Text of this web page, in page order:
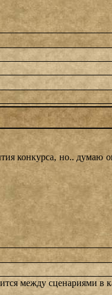
конкурса, но.. думаю
между